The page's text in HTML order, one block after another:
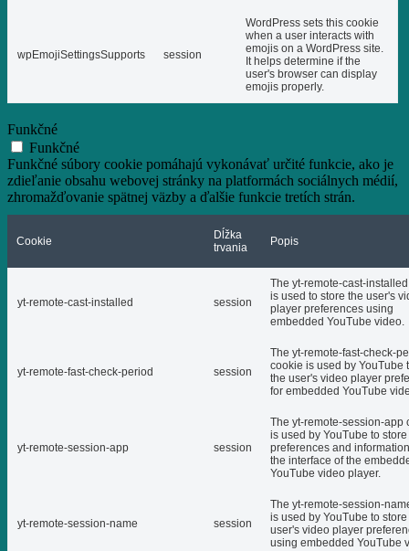
wpEmojiSettingsSupports session
WordPress sets this cookie
when a user interacts with
emojis on a WordPress site.
It helps determine if the
user's browser can display
emojis properly.
Funkčné
Funkčné
Funkčné súbory cookie pomáhajú vykonávať určité funkcie, ako je
zdieľanie obsahu webovej stránky na platformách sociálnych médií,
zhromažďovanie spätnej väzby a ďalšie funkcie tretích strán.
Cookie
Dĺžka
trvania
Popis
yt-remote-cast-installed session
The yt-remote-cast-
is used to store the user's
player preferences using
embedded YouTube video.
yt-remote-fast-check-period session
The yt-remote-fast-check-
cookie is used by YouTube
the user's video player
for embedded YouTube
yt-remote-session-app session
The yt-remote-session-app
is used by YouTube to
preferences and
the interface of the
YouTube video player.
yt-remote-session-name session
The yt-remote-session-
is used by YouTube to
user's video player
using embedded YouTube